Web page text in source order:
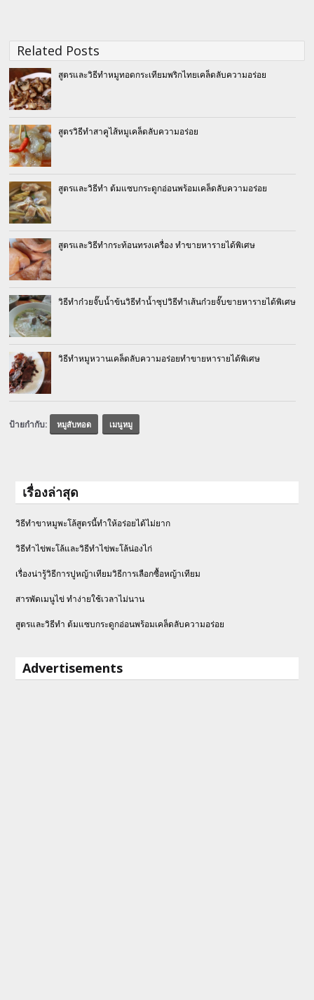
Related Posts
สูตรและวิธีทำหมูทอดกระเทียมพริกไทยเคล็ดลับความอร่อย
สูตรวิธีทำสาคูไส้หมูเคล็ดลับความอร่อย
สูตรและวิธีทำ ต้มแซบกระดูกอ่อนพร้อมเคล็ดลับความอร่อย
สูตรและวิธีทำกระท้อนทรงเครื่อง ทำขายหารายได้พิเศษ
วิธีทำก๋วยจั๊บน้ำข้นวิธีทำน้ำซุปวิธีทำเส้นก๋วยจั๊บขายหารายได้พิเศษ
วิธีทำหมูหวานเคล็ดลับความอร่อยทำขายหารายได้พิเศษ
ป้ายกำกับ: หมูสับทอด เมนูหมู
เรื่องล่าสุด
วิธีทำขาหมูพะโล้สูตรนี้ทำให้อร่อยได้ไม่ยาก
วิธีทําไข่พะโล้และวิธีทำไข่พะโล้น่องไก่
เรื่องน่ารู้วิธีการปูหญ้าเทียมวิธีการเลือกซื้อหญ้าเทียม
สารพัดเมนูไข่ ทำง่ายใช้เวลาไม่นาน
สูตรและวิธีทำ ต้มแซบกระดูกอ่อนพร้อมเคล็ดลับความอร่อย
Advertisements